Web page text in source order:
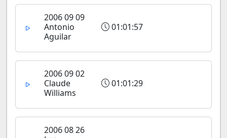
2006 09 09
Antonio
Aguilar
01:01:57
2006 09 02
Claude
Williams
01:01:29
2006 08 26